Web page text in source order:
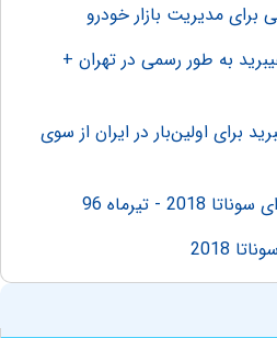
برای مدیریت بازار خودرو
به طور رسمی در تهران +
برای اولین‌بار در ایران از سوی
- تیرماه 96
2018